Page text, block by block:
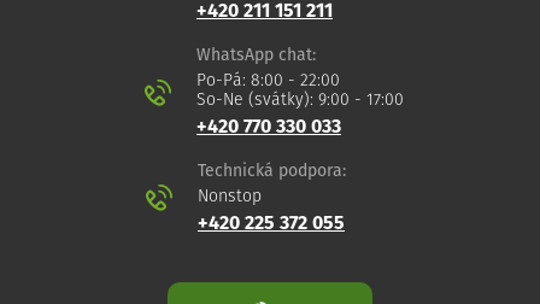
+420 211 151 211
WhatsApp chat:
Po-Pá: 8:00 - 22:00
So-Ne (svátky): 9:00 - 17:00
+420 770 330 033
Technická podpora:
Nonstop
+420 225 372 055